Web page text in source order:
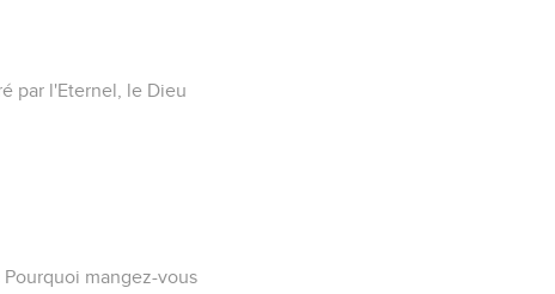
par l'Eternel, le Dieu
Pourquoi mangez-vous